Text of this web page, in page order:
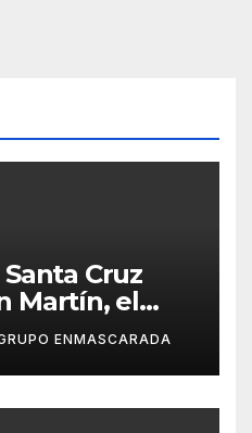
Cruz
Martín, el
Colón»
ENMASCARADA